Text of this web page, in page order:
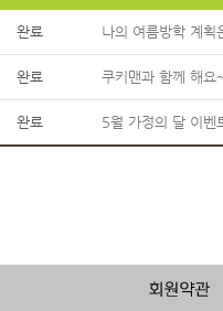
완료 나의 여름방학 계획
완료 쿠키맨과 함께 해
완료 5월 가정의 달 이벤